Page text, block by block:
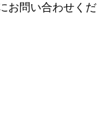
お問い合わせくだ